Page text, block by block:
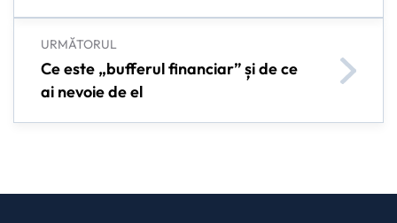
URMĂTORUL
Ce este „bufferul financiar” și de ce
ai nevoie de el